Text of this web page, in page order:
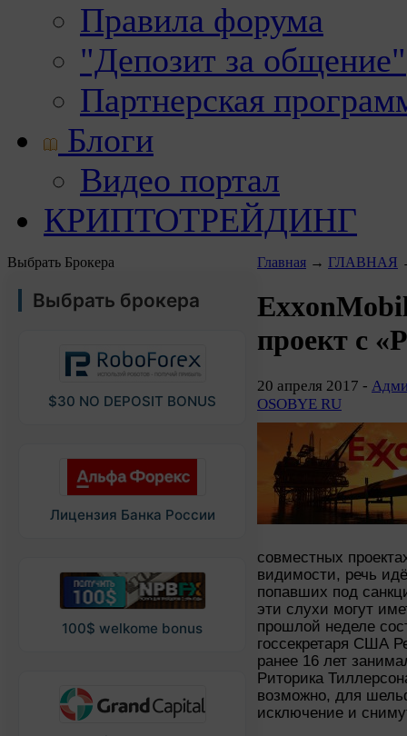
Правила форума
"Депозит за общение"
Партнерская
Блоги
Видео портал
КРИПТОТРЕЙДИНГ
Выбрать Брокера
Выбрать брокера
$30 NO DEPOSIT BONUS
Лицензия Банка России
100$ welkome bonus
Главная → ГЛАВНАЯ
проект с
20 апреля 2017 -
OSOBYE RU
совместных
видимости, речь
попавших под
эти слухи могут
прошлой неделе
госсекретаря США
ранее 16 лет
Риторика
возможно, для
исключение и